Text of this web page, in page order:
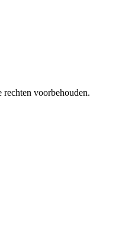
rechten voorbehouden.